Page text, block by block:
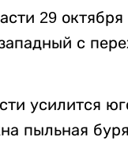
29
с
усилится
пыльная